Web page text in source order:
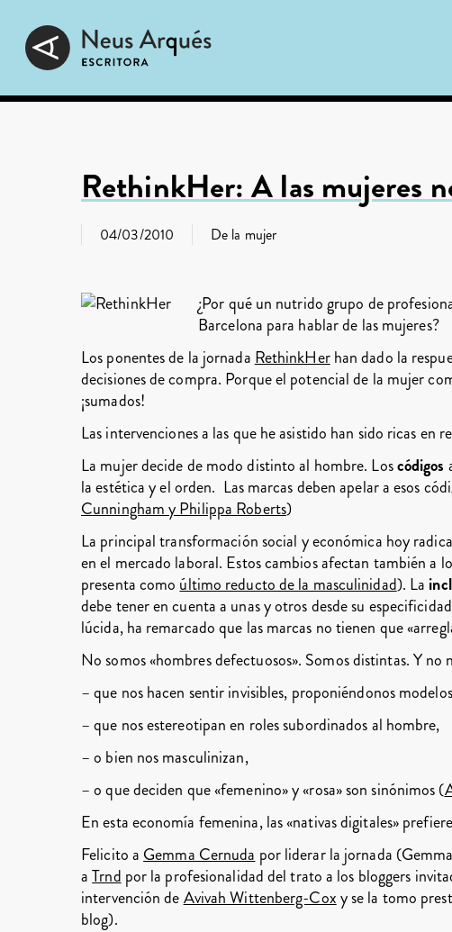
main
content
RethinkHer: A las mujeres
04/03/2010 De la mujer
¿Por qué un nutrido grupo de
Barcelona para hablar de las mujeres?
Los ponentes de la jornada RethinkHerhan dado la
decisiones de compra. Porque el potencial de la mujer
¡sumados!
Las intervenciones a las que he asistido han sido ricas en
La mujer decide de modo distinto al hombre. Loscódigos
la estética y el orden. Las marcas deben apelar a esos
Cunningham y Philippa Roberts)
La principal transformación social y económica hoy
en el mercado laboral. Estos cambios afectan también a
presenta como último reducto de la masculinidad). La
debe tener en cuenta a unas y otros desde su
lúcida, ha remarcado que las marcas no tienen que
No somos «hombres defectuosos». Somos distintas. Y
– que nos hacen sentir invisibles, proponiéndonos
– que nos estereotipan en roles subordinados al hombre,
– o bien nos masculinizan,
– o que deciden que «femenino» y «rosa» son sinónimos (
En esta economía femenina, las «nativas digitales»
Felicito a Gemma Cernuda por liderar la jornada
aTrnd por la profesionalidad del trato a los bloggers
intervención deAvivah Wittenberg-Coxy se la tomo
blog).